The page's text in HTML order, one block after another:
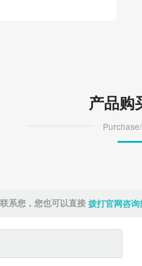
产品购
系您，您也可以直接拨打官网咨询